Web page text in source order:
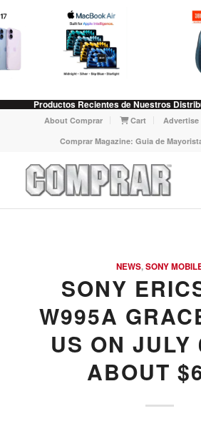
Productos Recientes de Nuestros
About Comprar Cart Advertise
Comprar Magazine: Guia de
NEWS,SONY
SONY
W995A
US ON JULY
ABOUT